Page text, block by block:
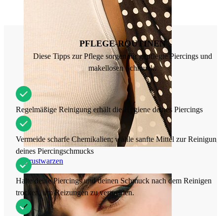
Brustwarzen
PFLEGE-ROUTINEN
Diese Tipps zur Pflege sorgen für gepflegte Piercings und
makellosen Schmuck.
Regelmäßige Reinigung erhält die Hygiene deines Piercings
Vermeide scharfe Chemikalien; wähle sanfte Mittel zur Reinigung
deines Piercingschmucks
Halte deine Piercings und deinen Schmuck nach dem Reinigen
trocken, um Reizungen zu vermeiden.